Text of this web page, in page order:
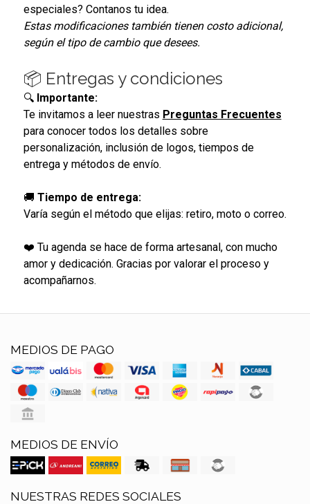
especiales? Contanos tu idea.
Estas modificaciones también tienen costo adicional,
según el tipo de cambio que desees.
📦 Entregas y condiciones
🔍 Importante:
Te invitamos a leer nuestras Preguntas Frecuentes
para conocer todos los detalles sobre
personalización, inclusión de logos, tiempos de
entrega y métodos de envío.
🚚 Tiempo de entrega:
Varía según el método que elijas: retiro, moto o correo.
❤️ Tu agenda se hace de forma artesanal, con mucho
amor y dedicación. Gracias por valorar el proceso y
acompañarnos.
MEDIOS DE PAGO
MEDIOS DE ENVÍO
NUESTRAS REDES SOCIALES